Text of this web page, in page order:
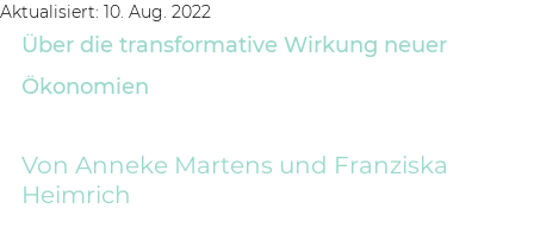
Aktualisiert: 10. Aug. 2022
Über die transformative Wirkung neuer
Ökonomien
Von Anneke Martens und Franziska
Heimrich